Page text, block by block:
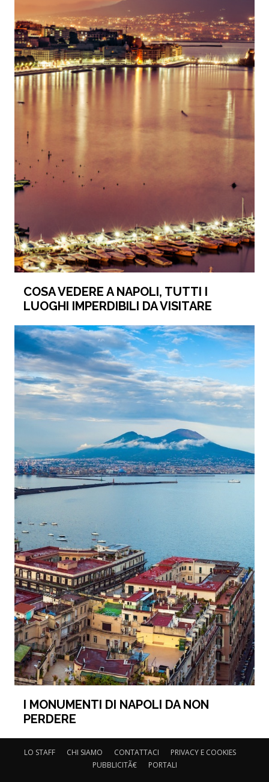
COSA VEDERE A NAPOLI, TUTTI I
LUOGHI IMPERDIBILI DA VISITARE
I MONUMENTI DI NAPOLI DA NON
PERDERE
LO STAFF CHI SIAMO CONTATTACI
PRIVACY E COOKIES
PUBBLICITÃ€
PORTALI